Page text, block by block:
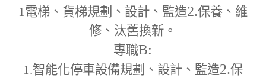
1電梯、貨梯規劃、設計、監造2.保養、維
修、汰舊換新。
專職B:
1.智能化停車設備規劃、設計、監造2.保